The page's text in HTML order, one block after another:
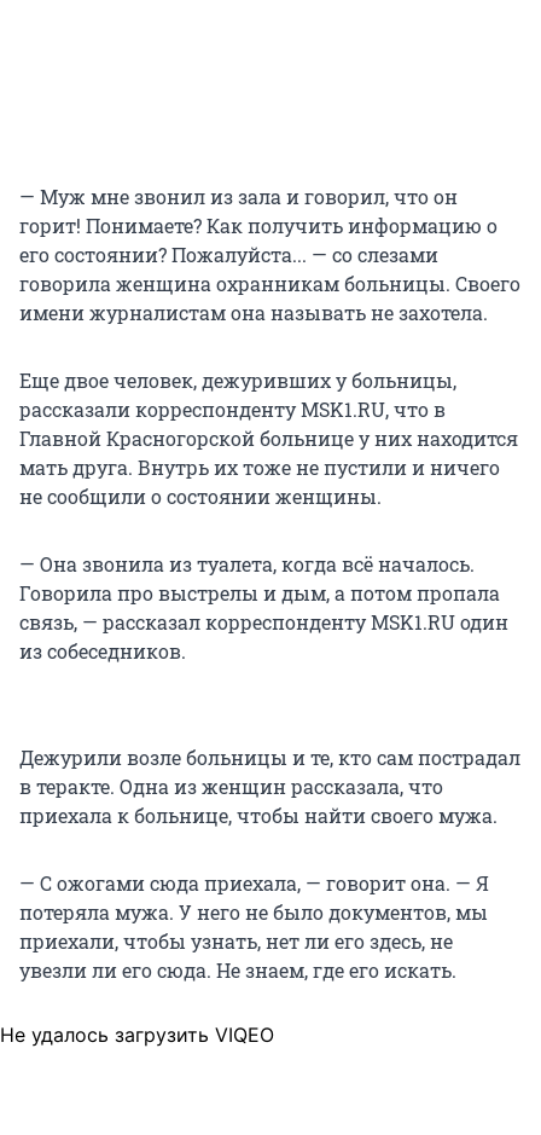
— Муж мне звонил из зала и говорил, что он
горит! Понимаете? Как получить информацию о
его состоянии? Пожалуйста... — со слезами
говорила женщина охранникам больницы. Своего
имени журналистам она называть не захотела.
Еще двое человек, дежуривших у больницы,
рассказали корреспонденту MSK1.RU, что в
Главной Красногорской больнице у них находится
мать друга. Внутрь их тоже не пустили и ничего
не сообщили о состоянии женщины.
— Она звонила из туалета, когда всё началось.
Говорила про выстрелы и дым, а потом пропала
связь, — рассказал корреспонденту MSK1.RU один
из собеседников.
Дежурили возле больницы и те, кто сам пострадал
в теракте. Одна из женщин рассказала, что
приехала к больнице, чтобы найти своего мужа.
— С ожогами сюда приехала, — говорит она. — Я
потеряла мужа. У него не было документов, мы
приехали, чтобы узнать, нет ли его здесь, не
увезли ли его сюда. Не знаем, где его искать.
Не удалось загрузить VIQEO